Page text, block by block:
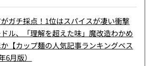
ガチ採点！1位はスパイスが凄い衝撃
ル、「理解を超えた味」魔改造わかめ
【カップ麺の人気記事ランキングベス
6月版）